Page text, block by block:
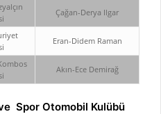
Çağan-Derya Ilgar
Eran-Didem Raman
Akın-Ece Demirağ
Spor Otomobil Kulübü